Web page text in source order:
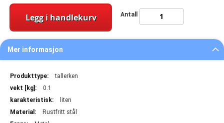
Antall
Legg i handlekurv
Mer informasjon
Mer
informasjon
tallerken
0.1
liten
Rustfritt stål